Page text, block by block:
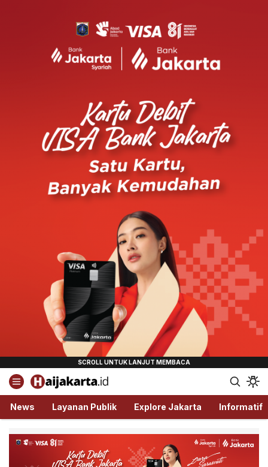
Haijakarta.id
Semua Tentang Jakarta Ada Disini!
News Layanan Publik Explore Jakarta Informatif